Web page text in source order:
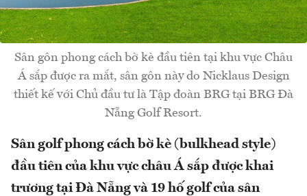
Sân gôn phong cách bờ kè đầu tiên tại khu vực Châu
Á sắp được ra mắt, sân gôn này do Nicklaus Design
thiết kế với Chủ đầu tư là Tập đoàn BRG tại BRG Đà
Nẵng Golf Resort.
Sân golf phong cách bờ kè (bulkhead style)
đầu tiên của khu vực châu Á sắp được khai
trương tại Đà Nẵng và 19 hố golf của sân